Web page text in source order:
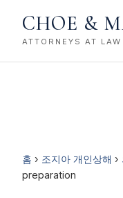
CHOE &
ATTORNEYS AT LAW
홈 › 조지아 개인상해 ›
preparation